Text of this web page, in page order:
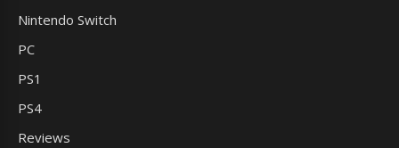
Nintendo Switch
PC
PS1
PS4
Reviews